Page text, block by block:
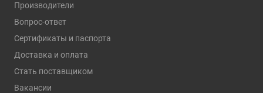
Производители
Вопрос-ответ
Сертификаты и паспорта
Доставка и оплата
Стать поставщиком
Вакансии